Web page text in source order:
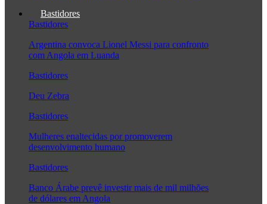
Bastidores
Bastidores
Argentina convoca Lionel Messi para confronto
com Angola em Luanda
Bastidores
Deu Zebra
Bastidores
Mulheres enaltecidas por promoverem
desenvolvimento humano
Bastidores
Banco Árabe prevê investir mais de mil milhões
de dólares em Angola